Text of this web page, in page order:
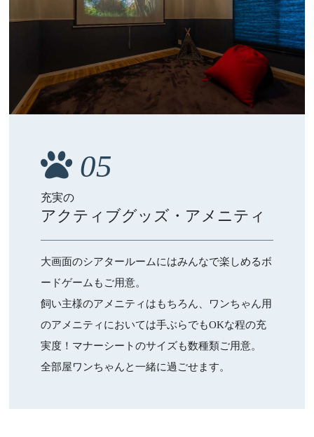
05
充実の
アクティブグッズ・アメニティ
大画面のシアタールームにはみんなで楽しめるボ
ードゲームもご用意。
飼い主様のアメニティはもちろん、ワンちゃん用
のアメニティにおいては手ぶらでもOKな程の充
実度！マナーシートのサイズも数種類ご用意。
全部屋ワンちゃんと一緒に過ごせます。